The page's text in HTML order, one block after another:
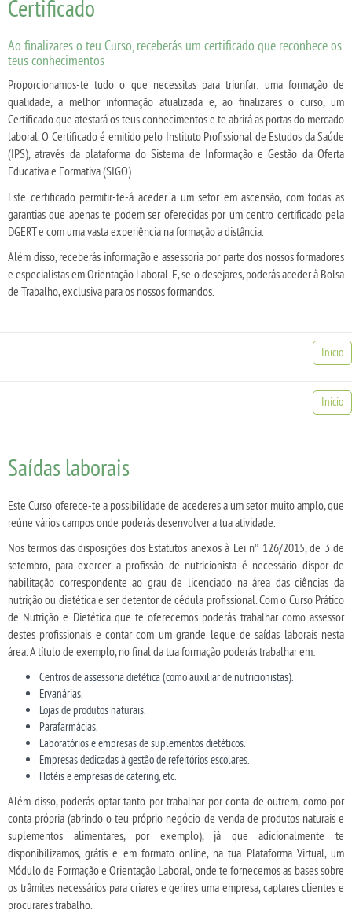
Certificado
Ao finalizares o teu Curso, receberás um certificado que reconhece os
teus conhecimentos
Proporcionamos-te tudo o que necessitas para triunfar: uma formação de
qualidade, a melhor informação atualizada e, ao finalizares o curso, um
Certificado que atestará os teus conhecimentos e te abrirá as portas do mercado
laboral. O Certificado é emitido pelo Instituto Profissional de Estudos da Saúde
(IPS), através da plataforma do Sistema de Informação e Gestão da Oferta
Educativa e Formativa (SIGO).
Este certificado permitir-te-á aceder a um setor em ascensão, com todas as
garantias que apenas te podem ser oferecidas por um centro certificado pela
DGERT e com uma vasta experiência na formação a distância.
Além disso, receberás informação e assessoria por parte dos nossos formadores
e especialistas em Orientação Laboral. E, se o desejares, poderás aceder à Bolsa
de Trabalho, exclusiva para os nossos formandos.
Inicio
Inicio
Saídas laborais
Este Curso oferece-te a possibilidade de acederes a um setor muito amplo, que
reúne vários campos onde poderás desenvolver a tua atividade.
Nos termos das disposições dos Estatutos anexos à Lei nº 126/2015, de 3 de
setembro, para exercer a profissão de nutricionista é necessário dispor de
habilitação correspondente ao grau de licenciado na área das ciências da
nutrição ou dietética e ser detentor de cédula profissional. Com o Curso Prático
de Nutrição e Dietética que te oferecemos poderás trabalhar como assessor
destes profissionais e contar com um grande leque de saídas laborais nesta
área. A título de exemplo, no final da tua formação poderás trabalhar em:
Centros de assessoria dietética (como auxiliar de nutricionistas).
Ervanárias.
Lojas de produtos naturais.
Parafarmácias.
Laboratórios e empresas de suplementos dietéticos.
Empresas dedicadas à gestão de refeitórios escolares.
Hotéis e empresas de catering, etc.
Além disso, poderás optar tanto por trabalhar por conta de outrem, como por
conta própria (abrindo o teu próprio negócio de venda de produtos naturais e
suplementos alimentares, por exemplo), já que adicionalmente te
disponibilizamos, grátis e em formato online, na tua Plataforma Virtual, um
Módulo de Formação e Orientação Laboral, onde te fornecemos as bases sobre
os trâmites necessários para criares e gerires uma empresa, captares clientes e
procurares trabalho.